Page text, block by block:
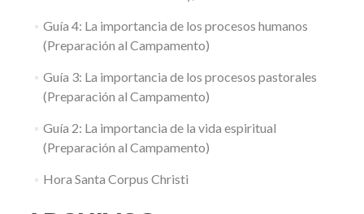
Guía 4: La importancia de los procesos humanos
(Preparación al Campamento)
Guía 3: La importancia de los procesos pastorales
(Preparación al Campamento)
Guía 2: La importancia de la vida espiritual
(Preparación al Campamento)
Hora Santa Corpus Christi